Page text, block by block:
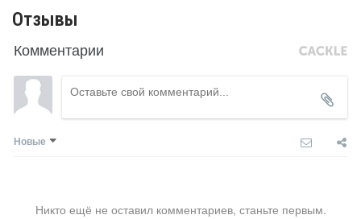
Отзывы
Комментарии
Новые
Никто ещё не оставил комментариев, станьте первым.